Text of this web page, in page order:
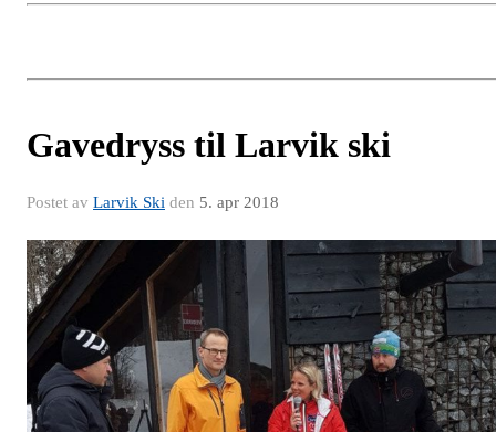
Gavedryss til Larvik ski
Postet av Larvik Ski den 5. apr 2018